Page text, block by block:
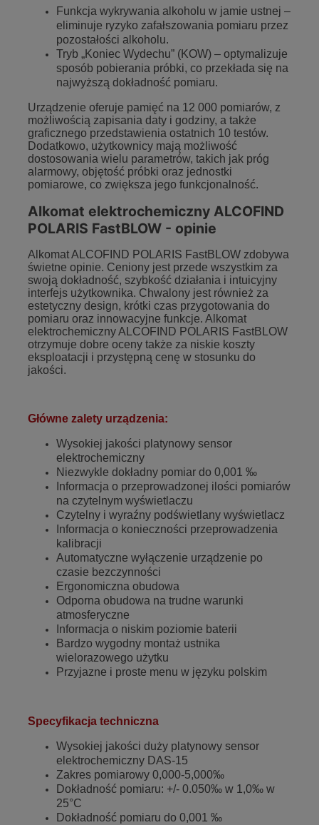
Funkcja wykrywania alkoholu w jamie ustnej –
eliminuje ryzyko zafałszowania pomiaru przez
pozostałości alkoholu.
Tryb „Koniec Wydechu” (KOW) – optymalizuje
sposób pobierania próbki, co przekłada się na
najwyższą dokładność pomiaru.
Urządzenie oferuje pamięć na 12 000 pomiarów, z
możliwością zapisania daty i godziny, a także
graficznego przedstawienia ostatnich 10 testów.
Dodatkowo, użytkownicy mają możliwość
dostosowania wielu parametrów, takich jak próg
alarmowy, objętość próbki oraz jednostki
pomiarowe, co zwiększa jego funkcjonalność.
Alkomat elektrochemiczny ALCOFIND
POLARIS FastBLOW - opinie
Alkomat ALCOFIND POLARIS FastBLOW zdobywa
świetne opinie. Ceniony jest przede wszystkim za
swoją dokładność, szybkość działania i intuicyjny
interfejs użytkownika. Chwalony jest również za
estetyczny design, krótki czas przygotowania do
pomiaru oraz innowacyjne funkcje. Alkomat
elektrochemiczny ALCOFIND POLARIS FastBLOW
otrzymuje dobre oceny także za niskie koszty
eksploatacji i przystępną cenę w stosunku do
jakości.
Główne zalety urządzenia:
Wysokiej jakości platynowy sensor
elektrochemiczny
Niezwykle dokładny pomiar do 0,001 ‰
Informacja o przeprowadzonej ilości pomiarów
na czytelnym wyświetlaczu
Czytelny i wyraźny podświetlany wyświetlacz
Informacja o konieczności przeprowadzenia
kalibracji
Automatyczne wyłączenie urządzenie po
czasie bezczynności
Ergonomiczna obudowa
Odporna obudowa na trudne warunki
atmosferyczne
Informacja o niskim poziomie baterii
Bardzo wygodny montaż ustnika
wielorazowego użytku
Przyjazne i proste menu w języku polskim
Specyfikacja techniczna
Wysokiej jakości duży platynowy sensor
elektrochemiczny DAS-15
Zakres pomiarowy 0,000-5,000‰
Dokładność pomiaru: +/- 0.050‰ w 1,0‰ w
25°C
Dokładność pomiaru do 0,001 ‰